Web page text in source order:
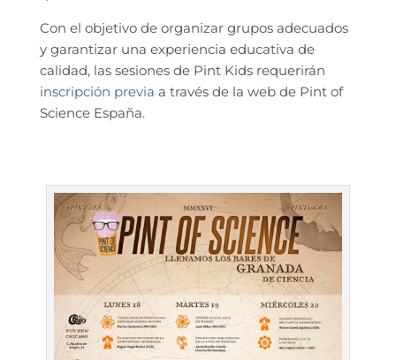
Con el objetivo de organizar grupos adecuados
y garantizar una experiencia educativa de
calidad, las sesiones de Pint Kids requerirán
inscripción previa a través de la web de Pint of
Science España.